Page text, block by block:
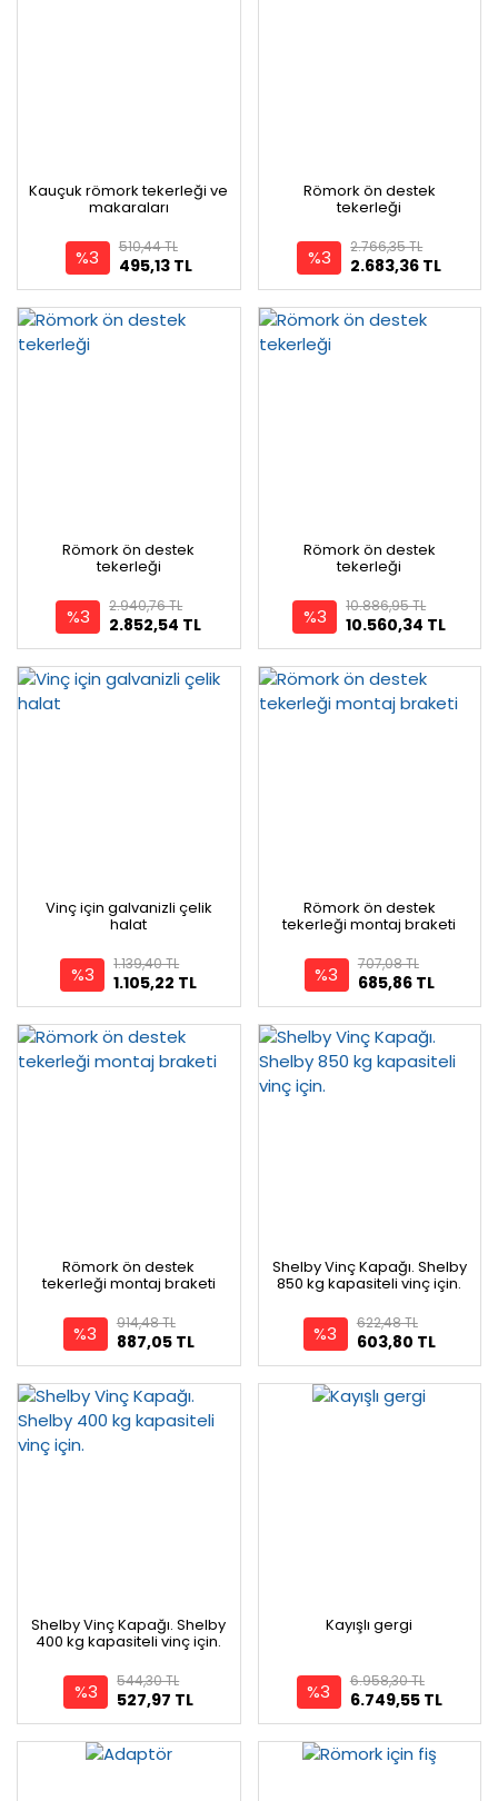
Kauçuk römork tekerleği ve
makaraları
%3 495,13 TL
510,44 TL
Römork ön destek
tekerleği
%3 2.683,36 TL
2.766,35 TL
Römork ön destek
tekerleği
%3 2.852,54 TL
2.940,76 TL
Römork ön destek
tekerleği
%3 10.560,34 TL
10.886,95 TL
Vinç için galvanizli çelik
halat
%3 1.105,22 TL
1.139,40 TL
Römork ön destek
tekerleği montaj braketi
%3 685,86 TL
707,08 TL
Römork ön destek
tekerleği montaj braketi
%3 887,05 TL
914,48 TL
Shelby Vinç Kapağı. Shelby
850 kg kapasiteli vinç için.
%3 603,80 TL
622,48 TL
Shelby Vinç Kapağı. Shelby
400 kg kapasiteli vinç için.
%3 527,97 TL
544,30 TL
Kayışlı gergi
%3 6.749,55 TL
6.958,30 TL